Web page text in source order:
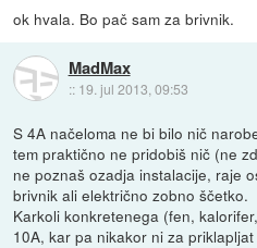
ok hvala. Bo pač sam za brivnik.
MadMax
:: 19. jul 2013, 09:53
S 4A načeloma ne bi bilo nič
tem praktično ne pridobiš nič (ne
ne poznaš ozadja instalacije, raje
brivnik ali električno zobno ščetko.
Karkoli konkretenega (fen,
10A, kar pa nikakor ni za